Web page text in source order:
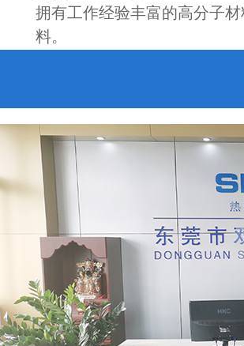
粘、生物基等领域取得广泛认